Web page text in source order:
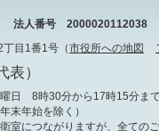
法人番号 2000020112038
目1番1号（市役所への地図
表）
曜日 8時30分から17時15分ま
末年始を除く）
室につながりますが、全ての